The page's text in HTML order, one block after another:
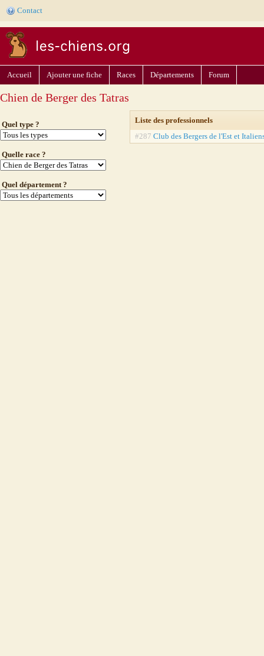
Contact
Accueil Ajouter une fiche Races Départements Forum
Chien de Berger des Tatras
Quel type ?
Quelle race ?
Quel département ?
Liste des professionnels
#287 Club des Bergers de l'Est et